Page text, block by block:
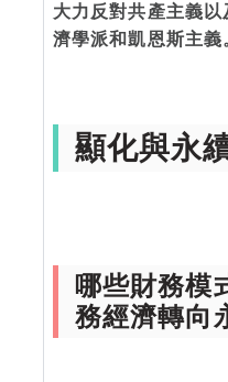
大力反對共產主義
濟學派和凱恩斯主義
顯化與永
哪些財務模
務經濟轉向